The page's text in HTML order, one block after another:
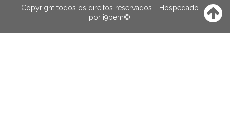
Copyright todos os direitos reservados - Hospedado
por i9bem©